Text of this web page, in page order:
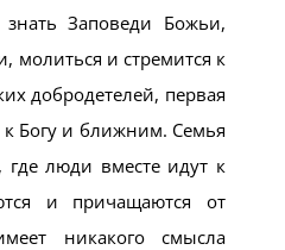
Заповеди Божьи,
молиться и стремится к
добродетелей, первая
Богу и ближним. Семья
где люди вместе идут к
и причащаются от
никакого смысла